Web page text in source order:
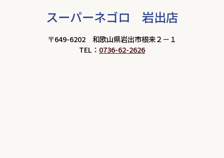
スーパーネゴロ 岩出店
〒649-6202 和歌山県岩出市根来２－１
TEL： 0736-62-2626